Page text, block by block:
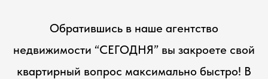
Обратившись в наше агентство
недвижимости “СЕГОДНЯ” вы закроете свой
квартирный вопрос максимально быстро! В